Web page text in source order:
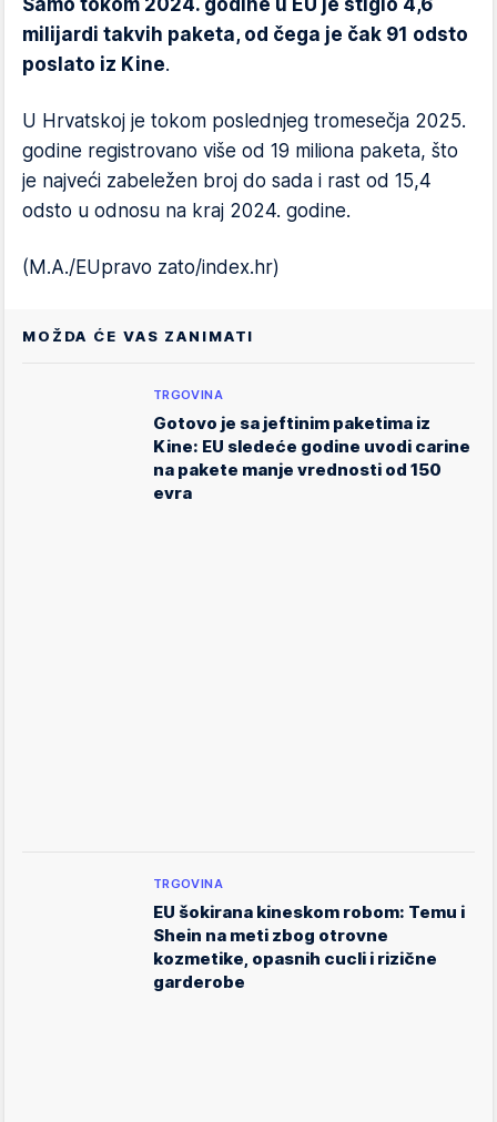
Samo tokom 2024. godine u EU je stiglo 4,6
milijardi takvih paketa, od čega je čak 91 odsto
poslato iz Kine.
U Hrvatskoj je tokom poslednjeg tromesečja 2025.
godine registrovano više od 19 miliona paketa, što
je najveći zabeležen broj do sada i rast od 15,4
odsto u odnosu na kraj 2024. godine.
(M.A./EUpravo zato/index.hr)
MOŽDA ĆE VAS ZANIMATI
TRGOVINA
Gotovo je sa jeftinim paketima iz
Kine: EU sledeće godine uvodi carine
na pakete manje vrednosti od 150
evra
TRGOVINA
EU šokirana kineskom robom: Temu i
Shein na meti zbog otrovne
kozmetike, opasnih cucli i rizične
garderobe